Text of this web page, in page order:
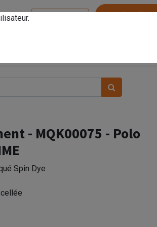
Service client
- MQK00075 - Polo
Spin Dye